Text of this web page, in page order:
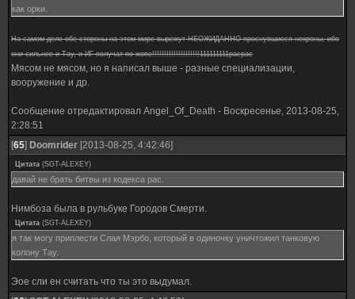
как орки.
На самом деле обе стороны на этом мире вырежут НЕОЖИДАННО проснувшиеся некроны, ибо
они сильнее и Тау, и ИГ получат по жопе!!!!!!!!!!!!!!!!!!!!111111111расрас
Мясом не мясом, но я написал выше - разные специализации,
вооружение и др.
Сообщение отредактировал Angel_Оf_Death - Воскресенье, 2013-08-25,
2:28:51
[65] Doomrider [2013-08-25, 4:42:46]
Цитата (SGT-ALEXEY)
давай не брать битвы из кодекса рас.
Нимбоза была в рульбуке Городов Смерти.
Цитата (SGT-ALEXEY)
я так могу приплести Слая Мэрбо, который в одиночку уничтожил танковую
колону Тау.
Эое сли ен считать что ты это выдумал.